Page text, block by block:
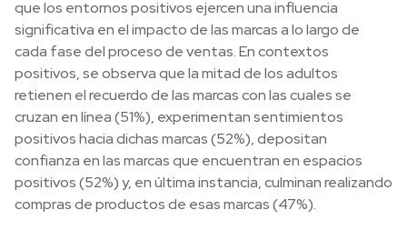
que los entornos positivos ejercen una influencia
significativa en el impacto de las marcas a lo largo de
cada fase del proceso de ventas. En contextos
positivos, se observa que la mitad de los adultos
retienen el recuerdo de las marcas con las cuales se
cruzan en línea (51%), experimentan sentimientos
positivos hacia dichas marcas (52%), depositan
confianza en las marcas que encuentran en espacios
positivos (52%) y, en última instancia, culminan realizando
compras de productos de esas marcas (47%).